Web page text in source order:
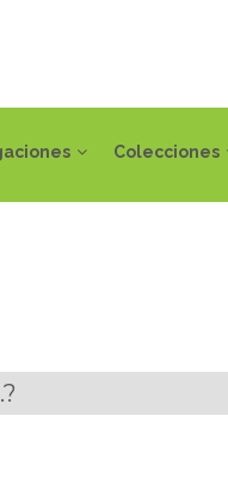
Colecciones